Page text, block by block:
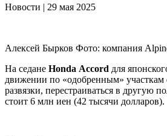
Новости | 29 мая 2025
Алексей Бырков Фото: компания
На седане Honda Accord для
движении по «одобренным» участкам
развязки, перестраиваться в другую
стоит 6 млн иен (42 тысячи долларов).